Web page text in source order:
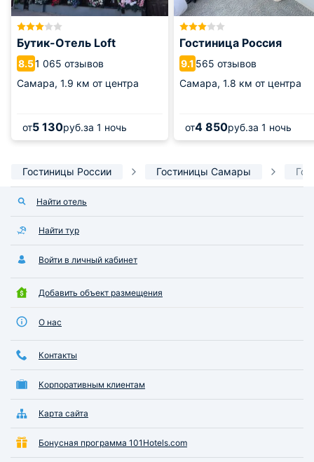
Бутик-Отель Loft
8.51 065 отзывов
Самара, 1.9 км от центра
от5 130руб.за 1 ночь
Гостиница Россия
9.1 565 отзывов
Самара, 1.8 км от центра
от4 850руб.за 1 ночь
Гостиницы России Гостиницы Самары
Найти отель
Найти тур
Войти в личный кабинет
Добавить объект размещения
О нас
Контакты
Корпоративным клиентам
Карта сайта
Бонусная программа 101Hotels.com